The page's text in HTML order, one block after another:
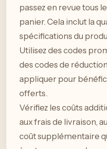
passez en revue tous
panier. Cela inclut la
spécifications du
Utilisez des codes
des codes de
appliquer pour
offerts.
Vérifiez les coûts
aux frais de livraison,
coût supplémentaire